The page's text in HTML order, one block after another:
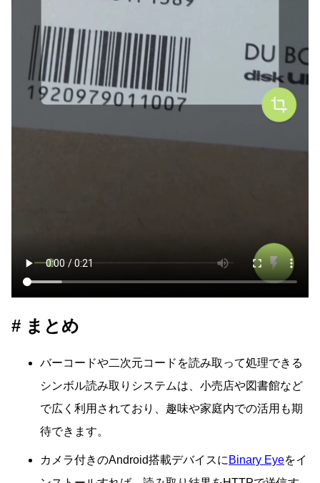
まとめ
バーコードや二次元コードを読み取って処理できる
シンボル読み取りシステムは、小売店や図書館など
で広く利用されており、趣味や家庭内での活用も期
待できます。
カメラ付きのAndroid搭載デバイスに Binary Eyeをイ